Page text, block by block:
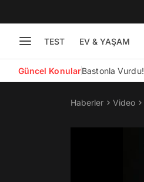
TEST EV & YAŞAM
Güncel KonularBastonla Vurdu!
Haberler Video